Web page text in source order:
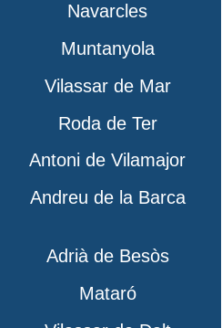
Navarcles
Muntanyola
Vilassar de Mar
Roda de Ter
Antoni de Vilamajor
Andreu de la Barca
Adrià de Besòs
Mataró